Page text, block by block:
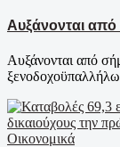
Aυξάνονται από
Αυξάνονται από
Οικονομικά